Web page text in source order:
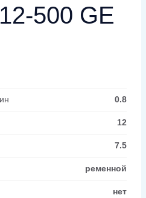
500 GE
0.8
12
7.5
ременной
нет